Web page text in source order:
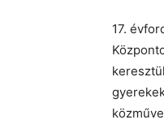
17.